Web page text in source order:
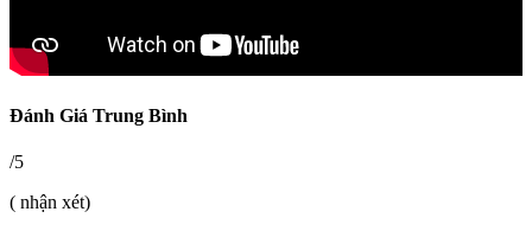
Đánh Giá Trung Bình
/5
( nhận xét)